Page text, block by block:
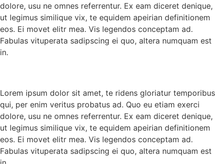
dolore, usu ne omnes referrentur. Ex eam diceret denique,
ut legimus similique vix, te equidem apeirian definitionem
eos. Ei movet elitr mea. Vis legendos conceptam ad.
Fabulas vituperata sadipscing ei quo, altera numquam est
in.
Lorem ipsum dolor sit amet, te ridens gloriatur temporibus
qui, per enim veritus probatus ad. Quo eu etiam exerci
dolore, usu ne omnes referrentur. Ex eam diceret denique,
ut legimus similique vix, te equidem apeirian definitionem
eos. Ei movet elitr mea. Vis legendos conceptam ad.
Fabulas vituperata sadipscing ei quo, altera numquam est